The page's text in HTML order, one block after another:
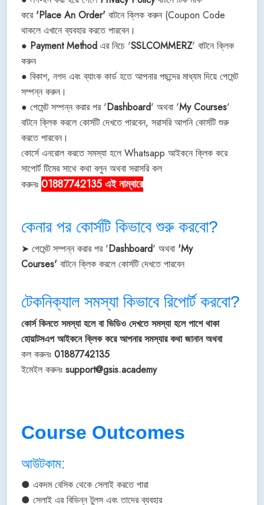
করে'Place An Order' বাটনে ক্লিক করুন (Coupon Code
থাকলে এখানে ব্যবহার করতে পারবেন।
● Payment Method এর নিচে 'SSLCOMMERZ' বাটনে ক্লিক
করুন
● বিকাশ, নগদ এবং ব্যাংক কার্ড হতে আপনার পছন্দের মাধ্যম দিয়ে পেমেন্ট
সম্পন্ন করুন।
● পেমেন্ট সম্পন্ন করার পর 'Dashboard' অথবা 'My Courses'
বাটনে ক্লিক করলে কোর্সটি দেখতে পারবেন, সরাসরি আপনি কোর্সটি শুরু
করতে পারবেন।
কোর্সে এনরোল করতে সমস্যা হলে Whatsapp আইকনে ক্লিক করে
সাপোর্ট টিমের সাথে কথা বলুন অথবা সরাসরি কল
করুনঃ 01887742135 এই নাম্বারে
কেনার পর কোর্সটি কিভাবে শুরু করবো?
➤ পেমেন্ট সম্পন্ন করার পর 'Dashboard' অথবা 'My
Courses' বাটনে ক্লিক করলে কোর্সটি দেখতে পারবেন
টেকনিক্যাল সমস্যা কিভাবে রিপোর্ট করবো?
কোর্স কিনতে সমস্যা হলে বা ভিডিও দেখতে সমস্যা হলে পাশে থাকা
হোয়াটসএপ আইকনে ক্লিক করে আপনার সমস্যার কথা জানান অথবা
কল করুনঃ 01887742135
ইমেইল করুনঃ support@gsis.academy
Course Outcomes
আউটকাম:
● একদম বেসিক থেকে সেলাই করতে পারা
● সেলাই এর বিভিন্ন টুলস এবং তাদের ব্যবহার